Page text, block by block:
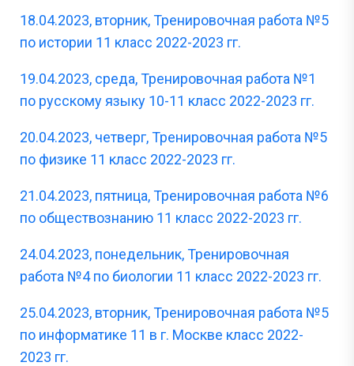
18.04.2023, вторник, Тренировочная работа №5
по истории 11 класс 2022-2023 гг.
19.04.2023, среда, Тренировочная работа №1
по русскому языку 10-11 класс 2022-2023 гг.
20.04.2023, четверг, Тренировочная работа №5
по физике 11 класс 2022-2023 гг.
21.04.2023, пятница, Тренировочная работа №6
по обществознанию 11 класс 2022-2023 гг.
24.04.2023, понедельник, Тренировочная
работа №4 по биологии 11 класс 2022-2023 гг.
25.04.2023, вторник, Тренировочная работа №5
по информатике 11 в г. Москве класс 2022-
2023 гг.